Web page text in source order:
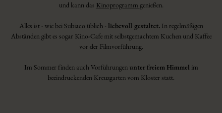
und kann das Kinoprogramm genießen.
Alles ist - wie bei Subiaco üblich - liebevoll gestaltet.In regelmäßigen
Abständen gibt es sogar Kino-Cafe mit selbstgemachtem Kuchen und Kaffee
vor der Filmvorführung.
Im Sommer finden auch Vorführungenunter freiem Himmel im
beeindruckenden Kreuzgarten vom Kloster statt.